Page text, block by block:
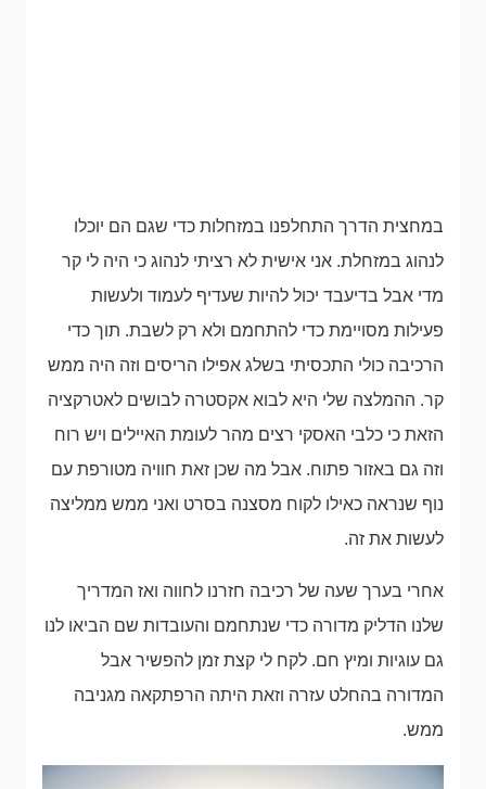
במחצית הדרך התחלפנו במזחלות כדי שגם הם יוכלו
לנהוג במזחלת. אני אישית לא רציתי לנהוג כי היה לי קר
מדי אבל בדיעבד יכול להיות שעדיף לעמוד ולעשות
פעילות מסויימת כדי להתחמם ולא רק לשבת. תוך כדי
הרכיבה כולי התכסיתי בשלג אפילו הריסים וזה היה ממש
קר. ההמלצה שלי היא לבוא אקסטרה לבושים לאטרקציה
הזאת כי כלבי האסקי רצים מהר לעומת האיילים ויש רוח
וזה גם באזור פתוח. אבל מה שכן זאת חוויה מטורפת עם
נוף שנראה כאילו לקוח מסצנה בסרט ואני ממש ממליצה
לעשות את זה.
אחרי בערך שעה של רכיבה חזרנו לחווה ואז המדריך
שלנו הדליק מדורה כדי שנתחמם והעובדות שם הביאו לנו
גם עוגיות ומיץ חם. לקח לי קצת זמן להפשיר אבל
המדורה בהחלט עזרה וזאת היתה הרפתקאה מגניבה
ממש.